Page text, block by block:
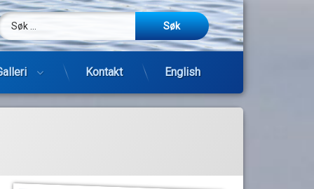
Hopp
til
etter:
Kontakt English